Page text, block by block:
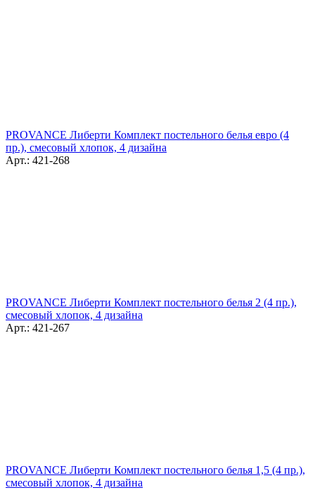
PROVANCE Либерти Комплект постельного белья евро (4
пр.), смесовый хлопок, 4 дизайна
Арт.: 421-268
PROVANCE Либерти Комплект постельного белья 2 (4 пр.),
смесовый хлопок, 4 дизайна
Арт.: 421-267
PROVANCE Либерти Комплект постельного белья 1,5 (4 пр.),
смесовый хлопок, 4 дизайна